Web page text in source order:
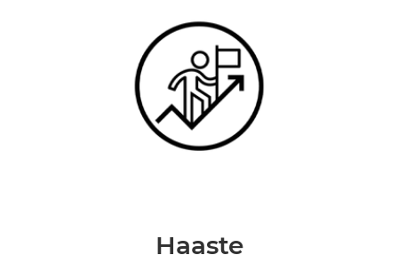
Haaste